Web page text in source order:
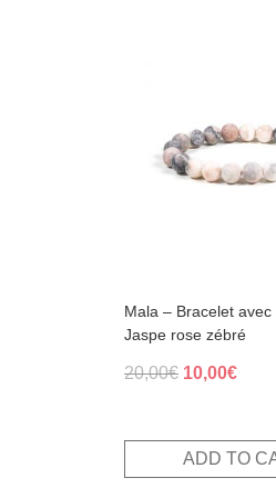
Mala – Bracelet
Jaspe rose zébré
20,00€ Original
20,00€.
10,00€
ADD TO